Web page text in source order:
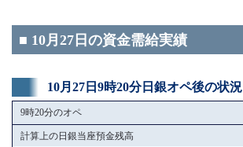
■ 10月27日の資金需給実績
10月27日9時20分日銀オペ後の状況
9時20分のオペ
計算上の日銀当座預金残高